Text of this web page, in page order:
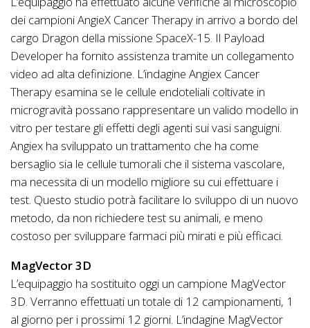
dei campioni AngieX Cancer Therapy in arrivo a bordo del
cargo Dragon della missione SpaceX-15. Il Payload
Developer ha fornito assistenza tramite un collegamento
video ad alta definizione. L’indagine Angiex Cancer
Therapy esamina se le cellule endoteliali coltivate in
microgravità possano rappresentare un valido modello in
vitro per testare gli effetti degli agenti sui vasi sanguigni.
Angiex ha sviluppato un trattamento che ha come
bersaglio sia le cellule tumorali che il sistema vascolare,
ma necessita di un modello migliore su cui effettuare i
test. Questo studio potrà facilitare lo sviluppo di un nuovo
metodo, da non richiedere test su animali, e meno
costoso per sviluppare farmaci più mirati e più efficaci.
MagVector 3D
L’equipaggio ha sostituito oggi un campione MagVector
3D. Verranno effettuati un totale di 12 campionamenti, 1
al giorno per i prossimi 12 giorni. L’indagine MagVector